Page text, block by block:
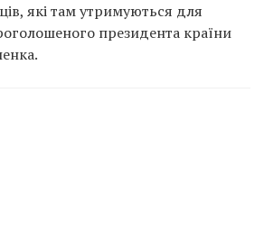
які там утримуються для
президента країни